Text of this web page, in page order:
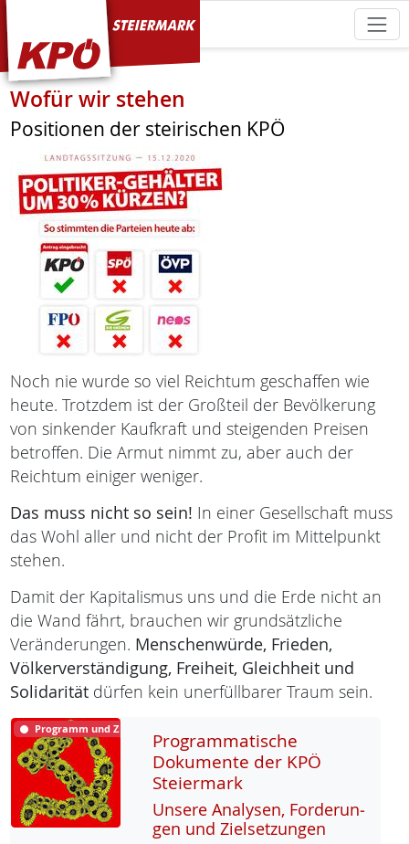
KPÖ Steiermark
Wofür wir stehen
Positionen der steirischen KPÖ
Noch nie wurde so viel Reichtum geschaffen wie
heute. Trotzdem ist der Großteil der Bevölkerung
von sinkender Kaufkraft und steigenden Preisen
betroffen. Die Armut nimmt zu, aber auch der
Reichtum einiger weniger.
Das muss nicht so sein! In einer Gesellschaft muss
das Wohl aller und nicht der Profit im Mittelpunkt
stehen.
Damit der Kapitalismus uns und die Erde nicht an
die Wand fährt, brauchen wir grundsätzliche
Veränderungen. Menschenwürde, Frieden,
Völkerverständigung, Freiheit, Gleichheit und
Solidarität dürfen kein unerfüllbarer Traum sein.
Programm und Ziele
Programmatische
Dokumente der KPÖ
Steiermark
Un­se­re Ana­ly­sen, For­de­run­
gen und Ziel­set­zun­gen